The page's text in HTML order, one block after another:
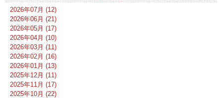
2026年07月 (12)
2026年06月 (21)
2026年05月 (17)
2026年04月 (10)
2026年03月 (11)
2026年02月 (16)
2026年01月 (13)
2025年12月 (11)
2025年11月 (17)
2025年10月 (22)